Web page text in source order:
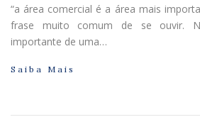
“a área comercial é a área mais
frase muito comum de se ouvir.
importante de uma…
Saiba Mais